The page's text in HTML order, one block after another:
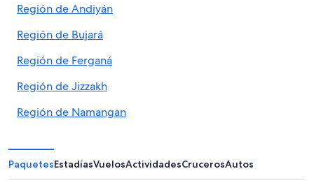
Región de Andiyán
Región de Bujará
Región de Ferganá
Región de Jizzakh
Región de Namangan
Kashkadar
PaquetesEstadíasVuelosActividadesCrucerosAutos